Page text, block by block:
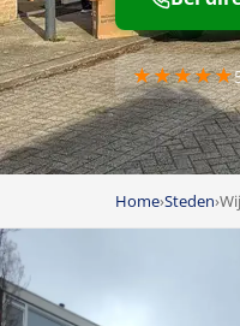
★★★★★
Home›Steden›